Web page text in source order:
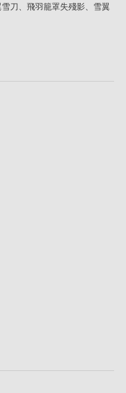
刀、飛羽籠罩失殘影、雪翼